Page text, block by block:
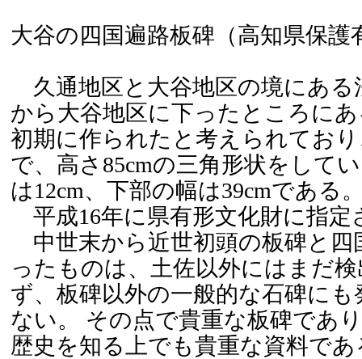
大谷の四国遍路板碑（高知県保護
久通地区と大谷地区の境にある
から大谷地区に下ったところに
初期に作られたと考えられてお
で、高さ85cmの三角形状をして
は12cm、下部の幅は39cmである
平成16年に県有形文化財に指定
中世末から近世初頭の板碑と四
ったものは、土佐以外にはまだ
ず、板碑以外の一般的な石碑に
ない。 その点で貴重な板碑であ
歴史を知る上でも貴重な資料であ